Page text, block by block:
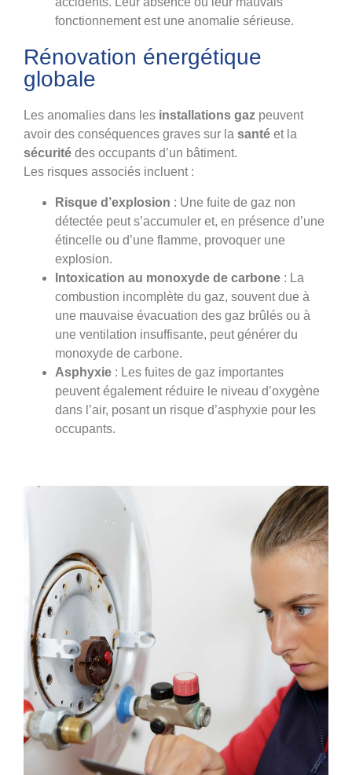
fonctionnement est une anomalie sérieuse.
Rénovation énergétique
globale
Les anomalies dans les installations gaz peuvent
avoir des conséquences graves sur la santé et la
sécurité des occupants d’un bâtiment.
Les risques associés incluent :
Risque d’explosion : Une fuite de gaz non
détectée peut s’accumuler et, en présence d’une
étincelle ou d’une flamme, provoquer une
explosion.
Intoxication au monoxyde de carbone : La
combustion incomplète du gaz, souvent due à
une mauvaise évacuation des gaz brûlés ou à
une ventilation insuffisante, peut générer du
monoxyde de carbone.
Asphyxie : Les fuites de gaz importantes
peuvent également réduire le niveau d’oxygène
dans l’air, posant un risque d’asphyxie pour les
occupants.